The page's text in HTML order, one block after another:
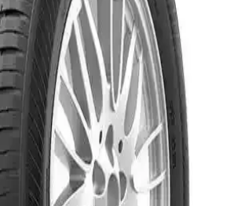
Güvenlik Özellikleriyle
Pt515, modern teknolojilerle
ve dayanıklılık sunan, güvenli ve
205/45 R17 Lastik: Güçlü
Özellikleri
2023 üretimi, 205/45 R17 ölçülerinde,
sağlayan otomobil lastiği. Güçlü
güvenli ve ekonomik sürüş için ideal.